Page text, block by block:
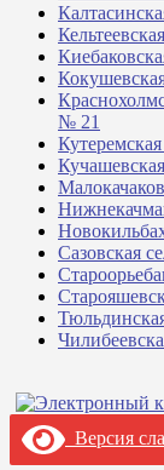
№ 21
Сазовская
Версия